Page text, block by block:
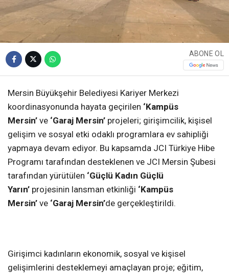
ABONE OL
Mersin Büyükşehir Belediyesi Kariyer Merkezi
koordinasyonunda hayata geçirilen ‘Kampüs
Mersin’ ve ‘Garaj Mersin’ projeleri; girişimcilik, kişisel
gelişim ve sosyal etki odaklı programlara ev sahipliği
yapmaya devam ediyor. Bu kapsamda JCI Türkiye Hibe
Programı tarafından desteklenen ve JCI Mersin Şubesi
tarafından yürütülen ‘Güçlü Kadın Güçlü
Yarın’ projesinin lansman etkinliği ‘Kampüs
Mersin’ ve ‘Garaj Mersin’de gerçekleştirildi.
Girişimci kadınların ekonomik, sosyal ve kişisel
gelişimlerini desteklemeyi amaçlayan proje; eğitim,